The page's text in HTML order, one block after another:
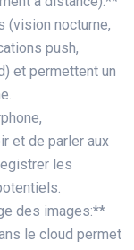
(vision nocturne,
push,
et permettent un
et de parler aux
les
des images:**
le cloud permet